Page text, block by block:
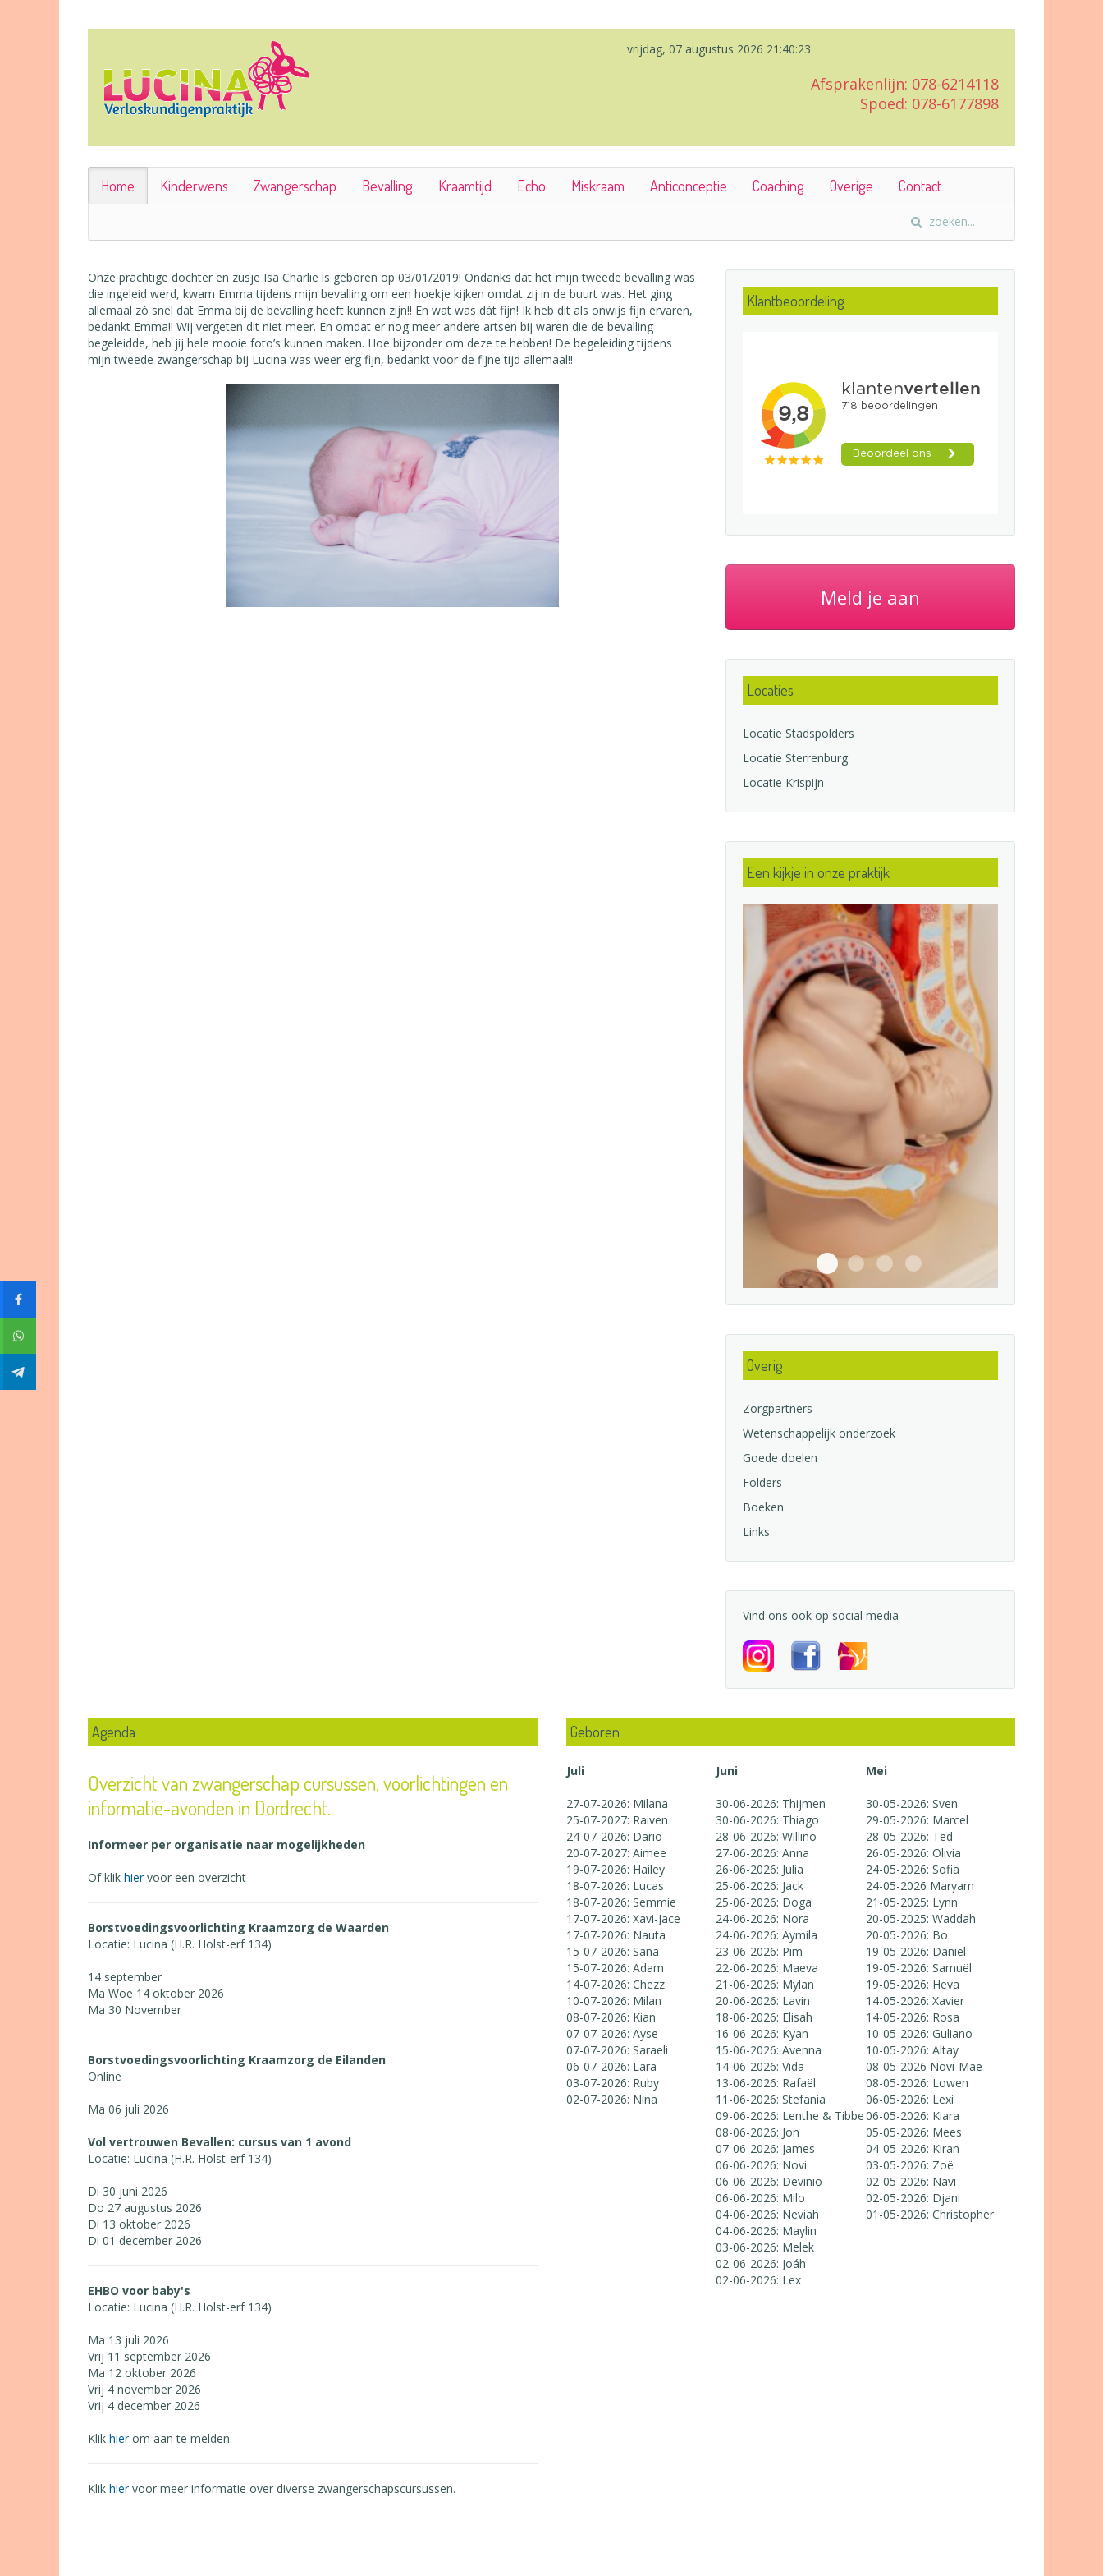
Afsprakenlijn: 078-6214118
Spoed: 078-6177898
vrijdag, 07 augustus 2026 21:40:24
Home Kinderwens Zwangerschap Bevalling Kraamtijd Echo Miskraam Anticonceptie Coaching Overige Contact
Onze prachtige dochter en zusje Isa Charlie is geboren op 03/01/2019! Ondanks dat het mijn tweede bevalling was
die ingeleid werd, kwam Emma tijdens mijn bevalling om een hoekje kijken omdat zij in de buurt was. Het ging
allemaal zó snel dat Emma bij de bevalling heeft kunnen zijn!! En wat was dát fijn! Ik heb dit als onwijs fijn ervaren,
bedankt Emma!! Wij vergeten dit niet meer. En omdat er nog meer andere artsen bij waren die de bevalling
begeleidde, heb jij hele mooie foto’s kunnen maken. Hoe bijzonder om deze te hebben! De begeleiding tijdens
mijn tweede zwangerschap bij Lucina was weer erg fijn, bedankt voor de fijne tijd allemaal!!
Klantbeoordeling
Meld je aan
Locaties
Locatie Stadspolders
Locatie Sterrenburg
Locatie Krispijn
Een kijkje in onze praktijk
43A7681
43A7530143A755843A7545
Overig
Zorgpartners
Wetenschappelijk onderzoek
Goede doelen
Folders
Boeken
Links
Vind ons ook op social media
Agenda
Overzicht van zwangerschap cursussen, voorlichtingen en
informatie-avonden in Dordrecht.
Informeer per organisatie naar mogelijkheden
Of klik hiervoor een overzicht
Borstvoedingsvoorlichting Kraamzorg de Waarden
Locatie: Lucina (H.R. Holst-erf 134)
14 september
Ma Woe 14 oktober 2026
Ma 30 November
Borstvoedingsvoorlichting Kraamzorg de Eilanden
Online
Ma 06 juli 2026
Vol vertrouwen Bevallen: cursus van 1 avond
Locatie: Lucina (H.R. Holst-erf 134)
Di 30 juni 2026
Do 27 augustus 2026
Di 13 oktober 2026
Di 01 december 2026
EHBO voor baby's
Locatie: Lucina (H.R. Holst-erf 134)
Ma 13 juli 2026
Vrij 11 september 2026
Ma 12 oktober 2026
Vrij 4 november 2026
Vrij 4 december 2026
Klik hierom aan te melden.
Klik hiervoor meer informatie over diverse zwangerschapscursussen.
Geboren
Juli
27-07-2026: Milana
25-07-2027: Raiven
24-07-2026: Dario
20-07-2027: Aimee
19-07-2026: Hailey
18-07-2026: Lucas
18-07-2026: Semmie
17-07-2026: Xavi-Jace
17-07-2026: Nauta
15-07-2026: Sana
15-07-2026: Adam
14-07-2026: Chezz
10-07-2026: Milan
08-07-2026: Kian
07-07-2026: Ayse
07-07-2026: Saraeli
06-07-2026: Lara
03-07-2026: Ruby
02-07-2026: Nina
Juni
30-06-2026: Thijmen
30-06-2026: Thiago
28-06-2026: Willino
27-06-2026: Anna
26-06-2026: Julia
25-06-2026: Jack
25-06-2026: Doga
24-06-2026: Nora
24-06-2026: Aymila
23-06-2026: Pim
22-06-2026: Maeva
21-06-2026: Mylan
20-06-2026: Lavin
18-06-2026: Elisah
16-06-2026: Kyan
15-06-2026: Avenna
14-06-2026: Vida
13-06-2026: Rafaël
11-06-2026: Stefania
09-06-2026: Lenthe & Tibbe
08-06-2026: Jon
07-06-2026: James
06-06-2026: Novi
06-06-2026: Devinio
06-06-2026: Milo
04-06-2026: Neviah
04-06-2026: Maylin
03-06-2026: Melek
02-06-2026: Joáh
02-06-2026: Lex
Mei
30-05-2026: Sven
29-05-2026: Marcel
28-05-2026: Ted
26-05-2026: Olivia
24-05-2026: Sofia
24-05-2026 Maryam
21-05-2025: Lynn
20-05-2025: Waddah
20-05-2026: Bo
19-05-2026: Daniël
19-05-2026: Samuël
19-05-2026: Heva
14-05-2026: Xavier
14-05-2026: Rosa
10-05-2026: Guliano
10-05-2026: Altay
08-05-2026 Novi-Mae
08-05-2026: Lowen
06-05-2026: Lexi
06-05-2026: Kiara
05-05-2026: Mees
04-05-2026: Kiran
03-05-2026: Zoë
02-05-2026: Navi
02-05-2026: Djani
01-05-2026: Christopher